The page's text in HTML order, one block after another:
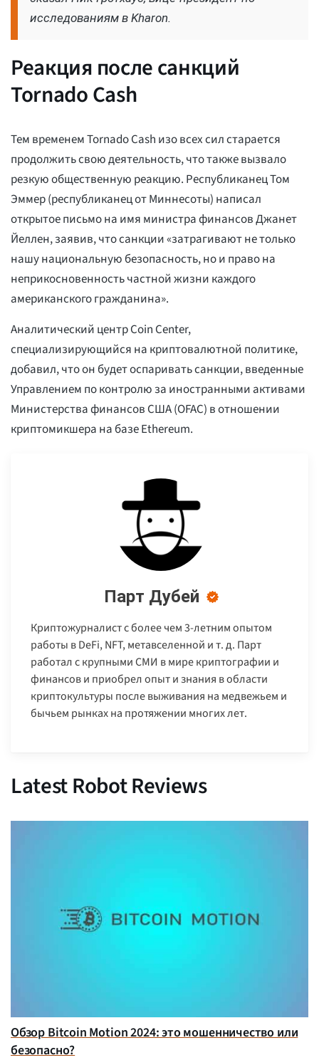
исследованиям в Kharon.
Реакция после санкций
Tornado Cash
Тем временем Tornado Cash изо всех сил старается
продолжить свою деятельность, что также вызвало
резкую общественную реакцию. Республиканец Том
Эммер (республиканец от Миннесоты) написал
открытое письмо на имя министра финансов Джанет
Йеллен, заявив, что санкции «затрагивают не только
нашу национальную безопасность, но и право на
неприкосновенность частной жизни каждого
американского гражданина».
Аналитический центр Coin Center,
специализирующийся на криптовалютной политике,
добавил, что он будет оспаривать санкции, введенные
Управлением по контролю за иностранными активами
Министерства финансов США (OFAC) в отношении
криптомикшера на базе Ethereum.
Парт Дубей
Криптожурналист с более чем 3-летним опытом
работы в DeFi, NFT, метавселенной и т. д. Парт
работал с крупными СМИ в мире криптографии и
финансов и приобрел опыт и знания в области
криптокультуры после выживания на медвежьем и
бычьем рынках на протяжении многих лет.
Latest Robot Reviews
Обзор Bitcoin Motion 2024: это мошенничество или
безопасно?